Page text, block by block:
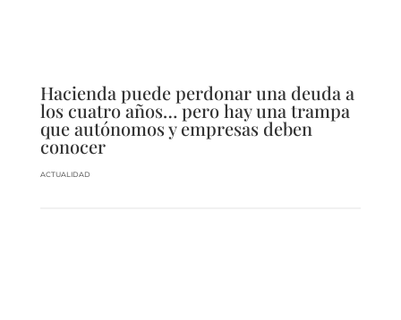
Hacienda puede perdonar una deuda a
los cuatro años… pero hay una trampa
que autónomos y empresas deben
conocer
ACTUALIDAD